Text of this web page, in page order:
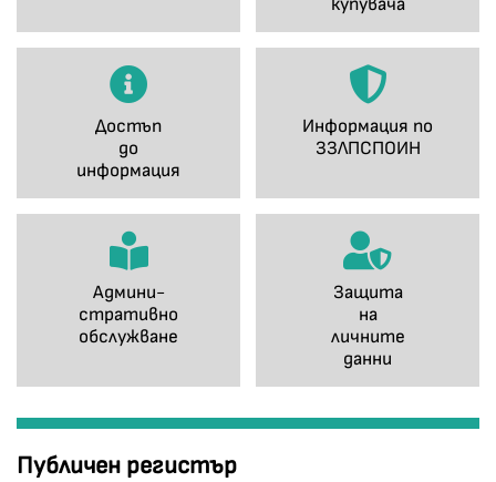
купувача
Достъп
до
информация
Информация по
ЗЗЛПСПОИН
Админи-
стративно
обслужване
Защита
на
личните
данни
Публичен регистър